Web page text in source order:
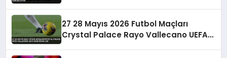
27 28 Mayıs 2026 Futbol Maçları
Crystal Palace Rayo Vallecano UEFA